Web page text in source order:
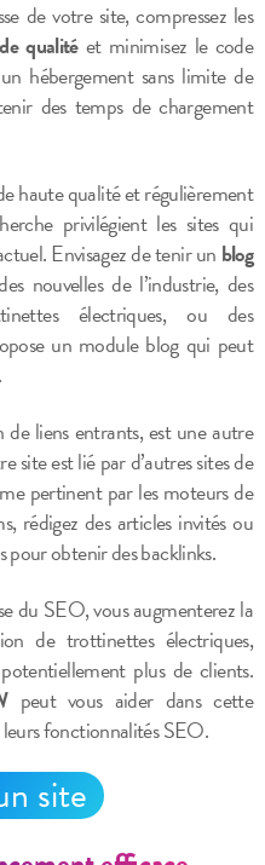
de votre site, compressez les
qualitéet minimisez le code
hébergement sans limite de
des temps de chargement
haute qualité et régulièrement
privilégient les sites qui
Envisagez de tenir un blog
nouvelles de l’industrie, des
électriques, ou des
un module blog qui peut
liens entrants, est une autre
site est lié par d’autres sites de
pertinent par les moteurs de
rédigez des articles invités ou
pour obtenir des backlinks.
du SEO, vous augmenterez la
de trottinettes électriques,
plus de clients.
peut vous aider dans cette
leurs fonctionnalités SEO.
site